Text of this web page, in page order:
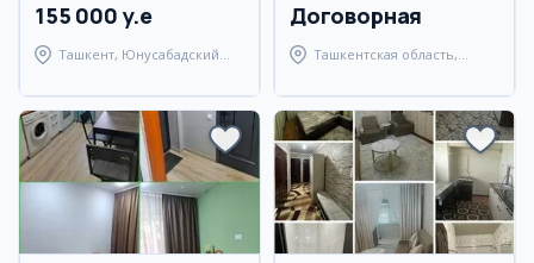
155 000 y.e
Ташкент, Юнусабадский
Договорная
Ташкентская область,